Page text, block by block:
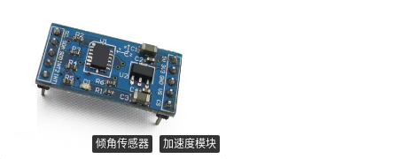
倾角传感器 加速度模块